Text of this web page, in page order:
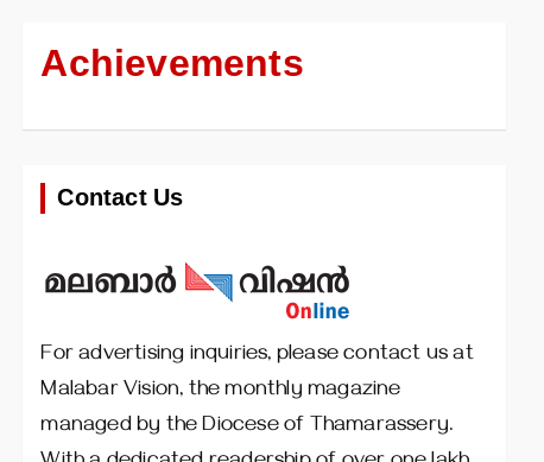
Achievements
Contact Us
For advertising inquiries, please contact us at
Malabar Vision, the monthly magazine
managed by the Diocese of Thamarassery.